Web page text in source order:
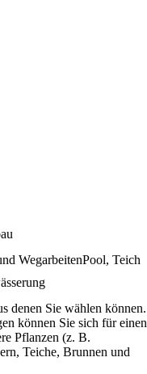
WegarbeitenPool, Teich
denen Sie wählen können.
können Sie sich für einen
Pflanzen (z. B.
Teiche, Brunnen und